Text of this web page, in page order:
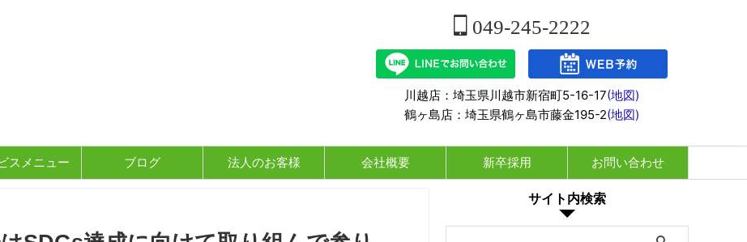
049-245-2222
川越店：埼玉県川越市新宿町5-16-17(地図)
鶴ヶ島店：埼玉県鶴ヶ島市藤金195-2(地図)
スメニュー ブログ 法人のお客様 会社概要 新卒採用 お問い合わせ
サイト内検索